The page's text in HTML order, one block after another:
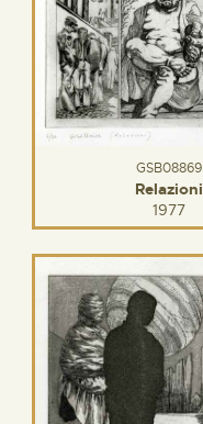
GSB08869
Relazioni
1977